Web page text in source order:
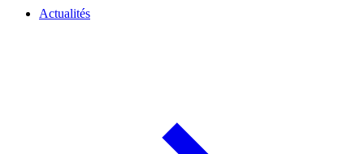
Actualités